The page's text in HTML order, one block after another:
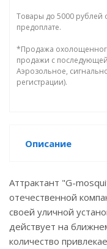
Товары до 5000 рублей
предоплате.
*Продажа
продажи с
Аэрозольное,
регистрации).
Описание
Аттрактант "G-
отечественной
своей уличной
действует на
количество